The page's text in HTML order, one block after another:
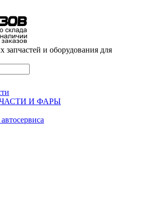
запчастей и оборудования для
И ФАРЫ